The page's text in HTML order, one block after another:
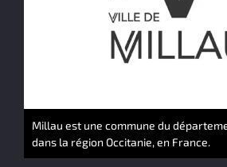
Millau est une commune du
dans la région Occitanie, en France.